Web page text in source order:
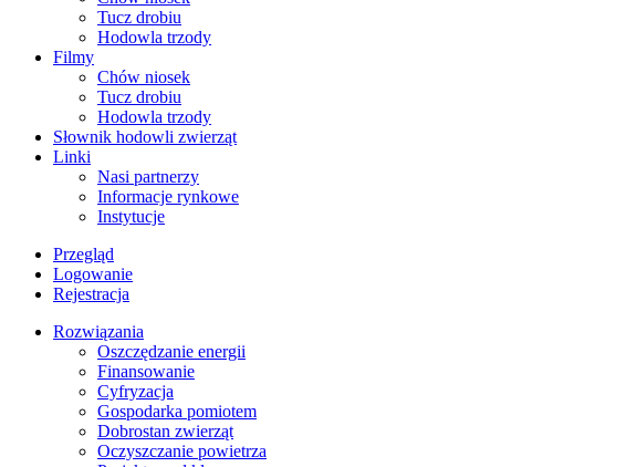
Tucz drobiu
Hodowla trzody
Filmy
Chów niosek
Tucz drobiu
Hodowla trzody
Słownik hodowli zwierząt
Linki
Nasi partnerzy
Informacje rynkowe
Instytucje
Przegląd
Logowanie
Rejestracja
Rozwiązania
​Oszczędzanie energii
Finansowanie
Cyfryzacja
Gospodarka pomiotem
Dobrostan zwierząt
Oczyszczanie powietrza